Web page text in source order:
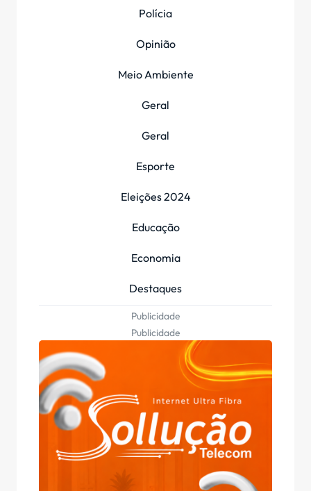
Polícia
Opinião
Meio Ambiente
Geral
Geral
Esporte
Eleições 2024
Educação
Economia
Destaques
Publicidade
Publicidade